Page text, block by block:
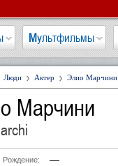
Мультфильмы
Люди Актер Элио Марчини
Марчини
Рождение: —